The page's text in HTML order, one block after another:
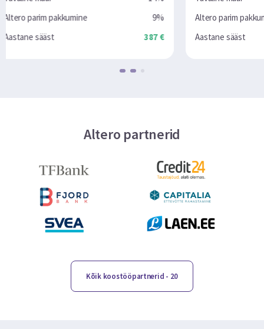
9%
387 €
Altero parim pakkumine
6.9%
Aastane sääst
2280 €
Altero partnerid
Kõik koostööpartnerid - 20